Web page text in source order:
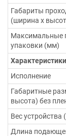
Габариты
(ширина х
Максимальные
упаковки (мм)
Исполнение
Габаритные
высота) без
Вес устройства
Длина